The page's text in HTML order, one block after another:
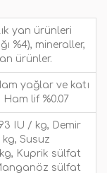
yan ürünleri
%4), mineraller,
ürünler.
yağlar ve katı
lif %0.07
IU / kg, Demir
Susuz
Kuprik sülfat
sülfat